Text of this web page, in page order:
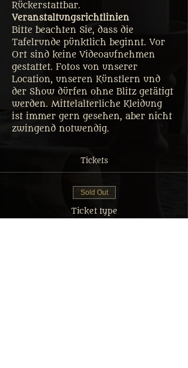
Rückerstattbar.
Veranstaltungsrichtlinien
Bitte beachten Sie, dass die
Tafelrunde pünktlich beginnt. Vor
Ort sind keine Videoaufnehmen
gestattet. Fotos von unserer
Location, unseren Künstlern und
der Show dürfen ohne Blitz getätigt
werden. Mittelalterliche Kleidung
ist immer gern gesehen, aber nicht
zwingend notwendig.
Tickets
Sold Out
Ticket type